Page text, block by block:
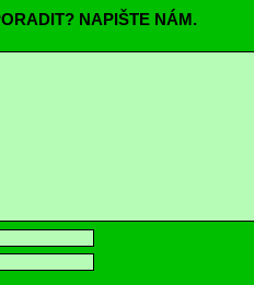
NAPIŠTE NÁM.